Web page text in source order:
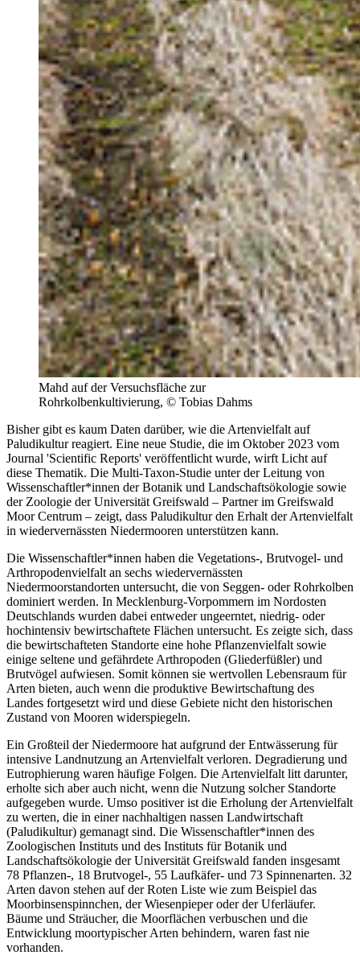
Mahd auf der Versuchsfläche zur
Rohrkolbenkultivierung, © Tobias Dahms
Bisher gibt es kaum Daten darüber, wie die Artenvielfalt auf
Paludikultur reagiert. Eine neue Studie, die im Oktober 2023 vom
Journal 'Scientific Reports' veröffentlicht wurde, wirft Licht auf
diese Thematik. Die Multi-Taxon-Studie unter der Leitung von
Wissenschaftler*innen der Botanik und Landschaftsökologie sowie
der Zoologie der Universität Greifswald – Partner im Greifswald
Moor Centrum – zeigt, dass Paludikultur den Erhalt der Artenvielfalt
in wiedervernässten Niedermooren unterstützen kann.
Die Wissenschaftler*innen haben die Vegetations-, Brutvogel- und
Arthropodenvielfalt an sechs wiedervernässten
Niedermoorstandorten untersucht, die von Seggen- oder Rohrkolben
dominiert werden. In Mecklenburg-Vorpommern im Nordosten
Deutschlands wurden dabei entweder ungeerntet, niedrig- oder
hochintensiv bewirtschaftete Flächen untersucht. Es zeigte sich, dass
die bewirtschafteten Standorte eine hohe Pflanzenvielfalt sowie
einige seltene und gefährdete Arthropoden (Gliederfüßler) und
Brutvögel aufwiesen. Somit können sie wertvollen Lebensraum für
Arten bieten, auch wenn die produktive Bewirtschaftung des
Landes fortgesetzt wird und diese Gebiete nicht den historischen
Zustand von Mooren widerspiegeln.
Ein Großteil der Niedermoore hat aufgrund der Entwässerung für
intensive Landnutzung an Artenvielfalt verloren. Degradierung und
Eutrophierung waren häufige Folgen. Die Artenvielfalt litt darunter,
erholte sich aber auch nicht, wenn die Nutzung solcher Standorte
aufgegeben wurde. Umso positiver ist die Erholung der Artenvielfalt
zu werten, die in einer nachhaltigen nassen Landwirtschaft
(Paludikultur) gemanagt sind. Die Wissenschaftler*innen des
Zoologischen Instituts und des Instituts für Botanik und
Landschaftsökologie der Universität Greifswald fanden insgesamt
78 Pflanzen-, 18 Brutvogel-, 55 Laufkäfer- und 73 Spinnenarten. 32
Arten davon stehen auf der Roten Liste wie zum Beispiel das
Moorbinsenspinnchen, der Wiesenpieper oder der Uferläufer.
Bäume und Sträucher, die Moorflächen verbuschen und die
Entwicklung moortypischer Arten behindern, waren fast nie
vorhanden.